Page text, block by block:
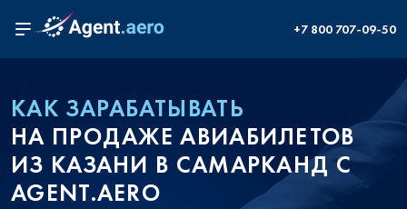
+7 800 707-09-50
КАК ЗАРАБАТЫВАТЬ
НА ПРОДАЖЕ АВИАБИЛЕТОВ
ИЗ КАЗАНИ В САМАРКАНД С
AGENT.AERO